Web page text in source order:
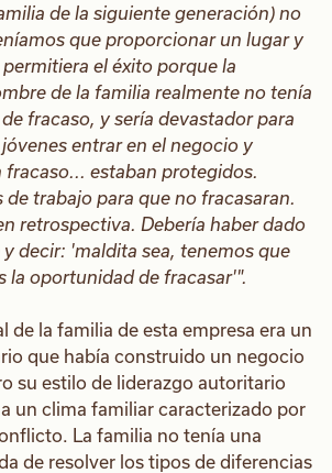
de la siguiente generación) no
que proporcionar un lugar y
el éxito porque la
de la familia realmente no tenía
fracaso, y sería devastador para
entrar en el negocio y
estaban protegidos.
de trabajo para que no fracasaran.
retrospectiva. Debería haber dado
decir: 'maldita sea, tenemos que
la oportunidad de fracasar'".
de la familia de esta empresa era un
que había construido un negocio
su estilo de liderazgo autoritario
un clima familiar caracterizado por
La familia no tenía una
de resolver los tipos de diferencias